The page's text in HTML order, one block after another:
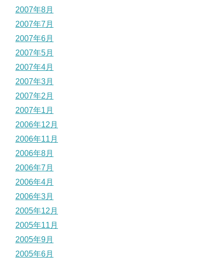
2007年8月
2007年7月
2007年6月
2007年5月
2007年4月
2007年3月
2007年2月
2007年1月
2006年12月
2006年11月
2006年8月
2006年7月
2006年4月
2006年3月
2005年12月
2005年11月
2005年9月
2005年6月